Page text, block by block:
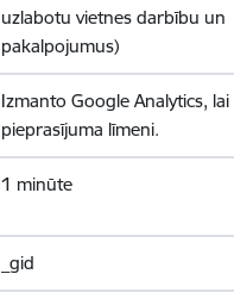
uzlabotu vietnes darbību un
pakalpojumus)
Izmanto Google Analytics,
pieprasījuma līmeni.
1 minūte
_gid